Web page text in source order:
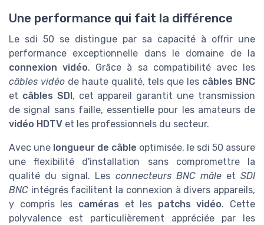
Une performance qui fait la différence
Le sdi 50 se distingue par sa capacité à offrir une
performance exceptionnelle dans le domaine de la
connexion vidéo. Grâce à sa compatibilité avec les
câbles vidéode haute qualité, tels que les câbles BNC
et câbles SDI , cet appareil garantit une transmission
de signal sans faille, essentielle pour les amateurs de
vidéo HDTV et les professionnels du secteur.
Avec une longueur de câble optimisée, le sdi 50 assure
une flexibilité d'installation sans compromettre la
qualité du signal. Les connecteurs BNC mâleet SDI
BNC intégrés facilitent la connexion à divers appareils,
y compris les caméras et les patchs vidéo. Cette
polyvalence est particulièrement appréciée par les